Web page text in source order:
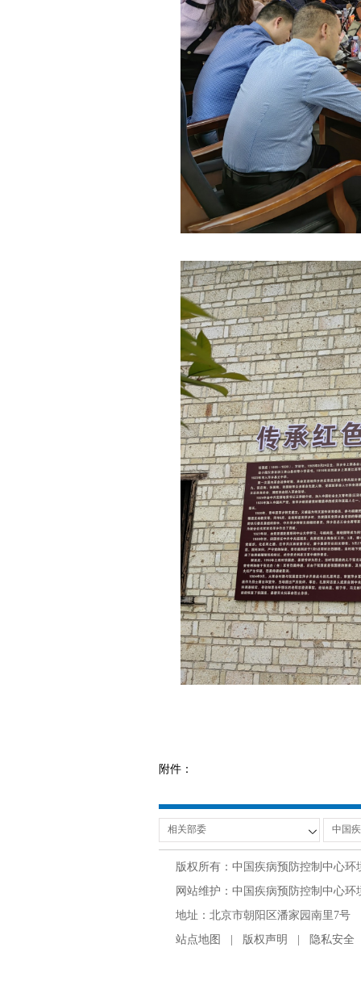
附件：
版权所有：中国疾病预防控制中心环
网站维护：中国疾病预防控制中心
地址：北京市朝阳区潘家园南里7号
站点地图
版权声明 隐私安全